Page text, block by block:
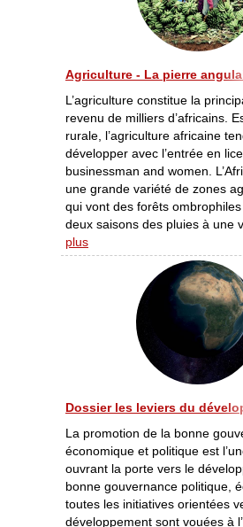
Agriculture - La pierre
L’agriculture constitue la
revenu de milliers d’africains.
rurale, l’agriculture africaine
développer avec l’entrée en
businessman and women.
une grande variété de zones
qui vont des forêts
deux saisons des pluies à une
plus
Dossier les leviers du
La promotion de la bonne
économique et politique est
ouvrant la porte vers le
bonne gouvernance politique,
toutes les initiatives orientées
développement sont vouées à